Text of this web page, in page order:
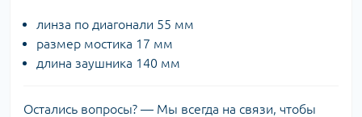
линза по диагонали 55 мм
размер мостика 17 мм
длина заушника 140 мм
Остались вопросы? — Мы всегда на связи, чтобы